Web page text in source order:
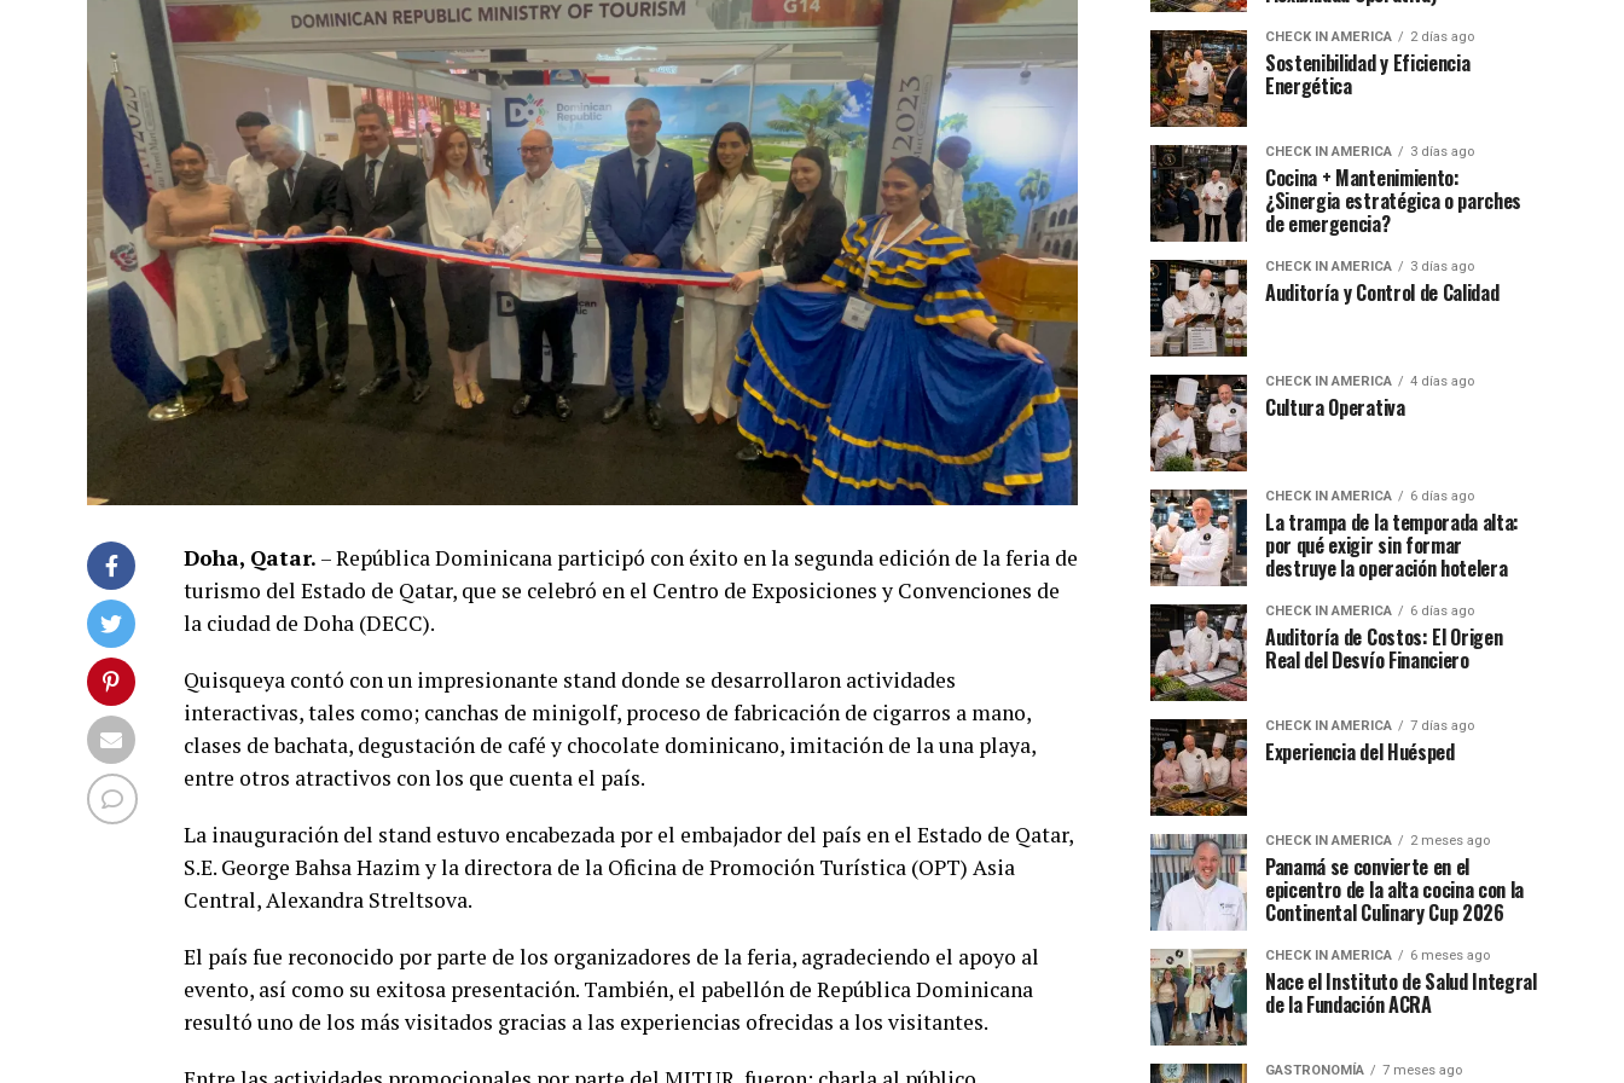
Doha, Qatar. – República Dominicana participó con éxito en la segunda edición de la feria de
turismo del Estado de Qatar, que se celebró en el Centro de Exposiciones y Convenciones de
la ciudad de Doha (DECC).
Quisqueya contó con un impresionante stand donde se desarrollaron actividades
interactivas, tales como; canchas de minigolf, proceso de fabricación de cigarros a mano,
clases de bachata, degustación de café y chocolate dominicano, imitación de la una playa,
entre otros atractivos con los que cuenta el país.
La inauguración del stand estuvo encabezada por el embajador del país en el Estado de Qatar,
S.E. George Bahsa Hazim y la directora de la Oficina de Promoción Turística (OPT) Asia
Central, Alexandra Streltsova.
El país fue reconocido por parte de los organizadores de la feria, agradeciendo el apoyo al
evento, así como su exitosa presentación. También, el pabellón de República Dominicana
resultó uno de los más visitados gracias a las experiencias ofrecidas a los visitantes.
CHECK IN AMERICA 2 días ago
Sostenibilidad y Eficiencia
Energética
CHECK IN AMERICA 3 días ago
Cocina + Mantenimiento:
¿Sinergia estratégica o parches
de emergencia?
CHECK IN AMERICA 3 días ago
Auditoría y Control de Calidad
CHECK IN AMERICA 4 días ago
Cultura Operativa
CHECK IN AMERICA 6 días ago
La trampa de la temporada alta:
por qué exigir sin formar
destruye la operación hotelera
CHECK IN AMERICA 6 días ago
Auditoría de Costos: El Origen
Real del Desvío Financiero
CHECK IN AMERICA 7 días ago
Experiencia del Huésped
CHECK IN AMERICA 2 meses ago
Panamá se convierte en el
epicentro de la alta cocina con la
Continental Culinary Cup 2026
CHECK IN AMERICA 6 meses ago
Nace el Instituto de Salud Integral
de la Fundación ACRA
GASTRONOMÍA 7 meses ago